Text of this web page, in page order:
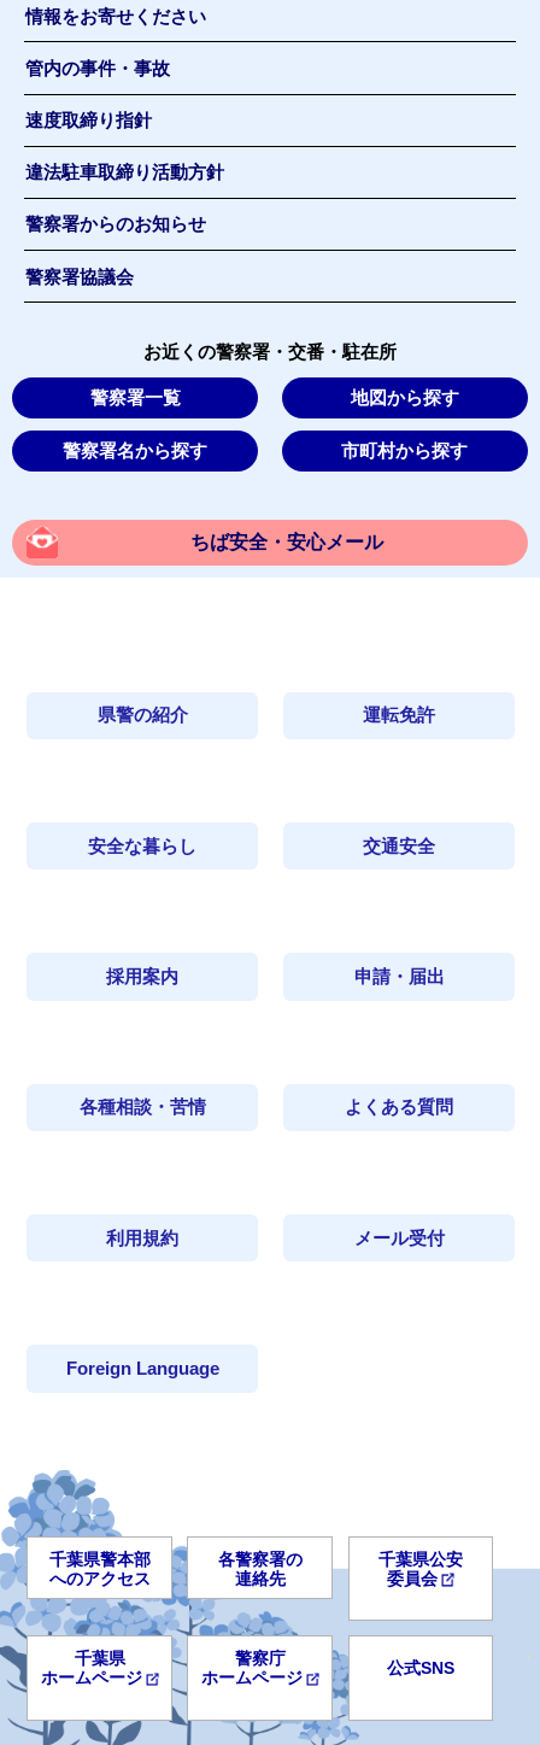
情報をお寄せください
管内の事件・事故
速度取締り指針
違法駐車取締り活動方針
警察署からのお知らせ
警察署協議会
お近くの警察署・交番・駐在所
警察署一覧 地図から探す
警察署名から探す 市町村から探す
ちば安全・安心メール
県警の紹介 運転免許
安全な暮らし 交通安全
採用案内 申請・届出
各種相談・苦情 よくある質問
利用規約 メール受付
Foreign Language
千葉県警本部
へのアクセス
各警察署の
連絡先
千葉県公安
委員会
千葉県
ホームページ
警察庁
ホームページ
公式SNS